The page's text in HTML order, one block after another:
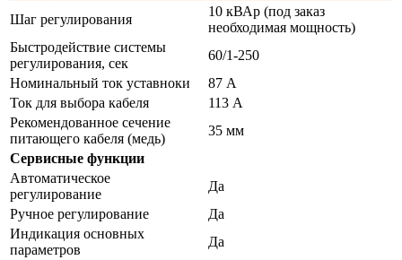
Шаг регулирования
10 кВАр (под заказ
необходимая мощность)
Быстродействие системы
регулирования, сек
60/1-250
Номинальный ток уставноки
87 А
Ток для выбора кабеля
113 А
Рекомендованное сечение
питающего кабеля (медь)
35 мм
Сервисные функции
Автоматическое
регулирование
Да
Ручное регулирование
Да
Индикация основных
параметров
Да